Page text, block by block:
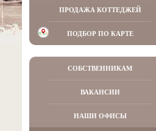
ПРОДАЖА КОТТЕДЖЕЙ
ПОДБОР ПО КАРТЕ
СОБСТВЕННИКАМ
ВАКАНСИИ
НАШИ ОФИСЫ